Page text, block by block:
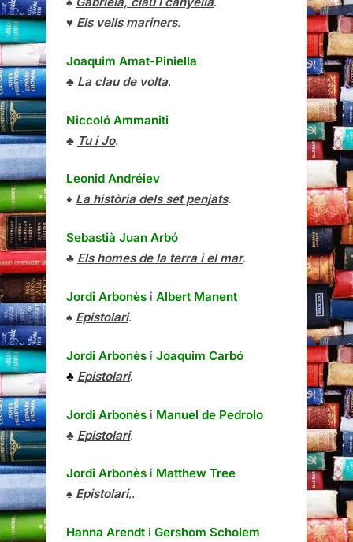
♥ Els vells mariners.
Joaquim Amat-Piniella
♣ La clau de volta.
Niccoló Ammaniti
♣ Tu i Jo.
Leonid Andréiev
♦ La història dels set penjats.
Sebastià Juan Arbó
♣ Els homes de la terra i el mar.
Jordi Arbonès i Albert Manent
♠ Epistolari.
Jordi Arbonès i Joaquim Carbó
♣ Epistolari.
Jordi Arbonès i Manuel de Pedrolo
♣ Epistolari.
Jordi Arbonès i Matthew Tree
♠ Epistolari,.
Hanna Arendt i Gershom Scholem